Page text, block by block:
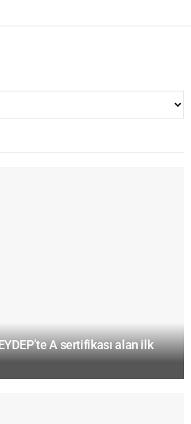
A sertifikası alan ilk